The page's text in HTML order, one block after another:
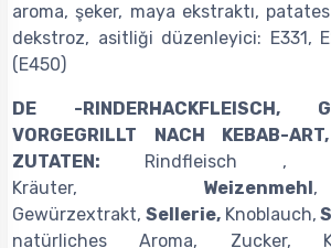
aroma, şeker, maya ekstraktı,
dekstroz, asitliği düzenleyici: E331,
(E450)
DE -RINDERHACKFLEISCH,
VORGEGRILLT NACH KEBAB-
ZUTATEN: Rindfleisch ,
Kräuter, Weizenmehl
Gewürzextrakt, Sellerie, Knoblauch,
natürliches Aroma, Zucker,